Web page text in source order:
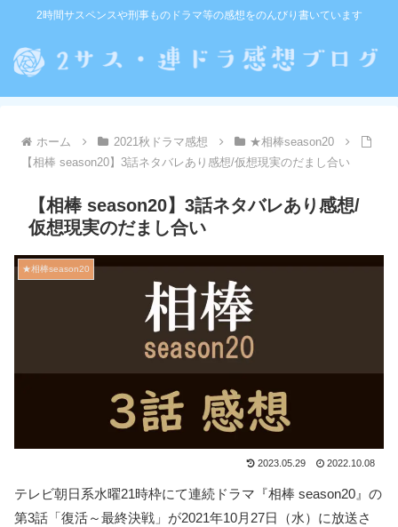
2時間サスペンスや刑事ものドラマ等の感想をのんびり書いています
ホーム 2021秋ドラマ感想
★相棒season20
【相棒 season20】3話ネタバレあり感想/仮想現実のだまし合い
【相棒 season20】3話ネタバレあり感想/
仮想現実のだまし合い
★相棒season20
2023.05.29 2022.10.08
テレビ朝日系水曜21時枠にて連続ドラマ『相棒 season20』の
第3話「復活～最終決戦」が2021年10月27日（水）に放送さ